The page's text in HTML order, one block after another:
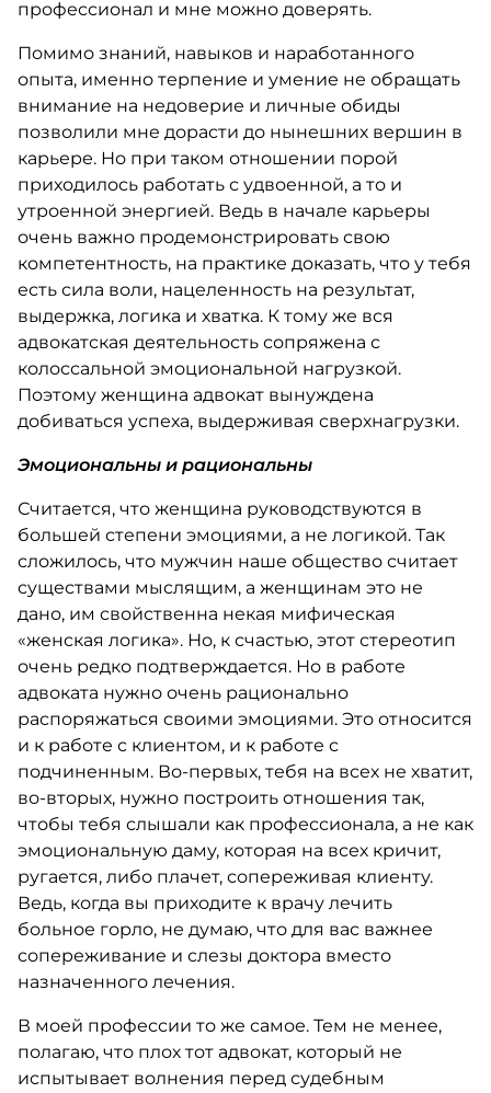
профессионал и мне можно доверять.
Помимо знаний, навыков и наработанного
опыта, именно терпение и умение не обращать
внимание на недоверие и личные обиды
позволили мне дорасти до нынешних вершин в
карьере. Но при таком отношении порой
приходилось работать с удвоенной, а то и
утроенной энергией. Ведь в начале карьеры
очень важно продемонстрировать свою
компетентность, на практике доказать, что у тебя
есть сила воли, нацеленность на результат,
выдержка, логика и хватка. К тому же вся
адвокатская деятельность сопряжена с
колоссальной эмоциональной нагрузкой.
Поэтому женщина адвокат вынуждена
добиваться успеха, выдерживая сверхнагрузки.
Эмоциональны и рациональны
Считается, что женщина руководствуются в
большей степени эмоциями, а не логикой. Так
сложилось, что мужчин наше общество считает
существами мыслящим, а женщинам это не
дано, им свойственна некая мифическая
«женская логика». Но, к счастью, этот стереотип
очень редко подтверждается. Но в работе
адвоката нужно очень рационально
распоряжаться своими эмоциями. Это относится
и к работе с клиентом, и к работе с
подчиненным. Во-первых, тебя на всех не хватит,
во-вторых, нужно построить отношения так,
чтобы тебя слышали как профессионала, а не как
эмоциональную даму, которая на всех кричит,
ругается, либо плачет, сопереживая клиенту.
Ведь, когда вы приходите к врачу лечить
больное горло, не думаю, что для вас важнее
сопереживание и слезы доктора вместо
назначенного лечения.
В моей профессии то же самое. Тем не менее,
полагаю, что плох тот адвокат, который не
испытывает волнения перед судебным